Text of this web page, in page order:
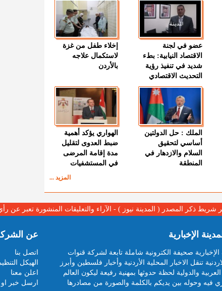
عضو في لجنة
الاقتصاد النيابية: بطء
شديد في تنفيذ رؤية
التحديث الاقتصادي
إخلاء طفل من غزة
لاستكمال علاجه
بالأردن
الملك : حل الدولتين
أساسي لتحقيق
السلام والازدهار في
المنطقة
الهواري يؤكد أهمية
ضبط العدوى لتقليل
مدة إقامة المرضى
في المستشفيات
المزيد ...
شريط ذكر المصدر ( المدينة نيوز ) - الآراء والتعليقات المنشورة تعبر عن
الإخبارية
الإخبارية صحيفة الكترونية شاملة تابعة لشركة قنوات
تنقل الاخبار المحلية الأردنية وأخبار فلسطين وأبرز
العربية والدولية لحظة حدوثها بمهنية رفيعة ليكون العالم
فيه وحوله بين يديكم بالكلمة والصورة من مصادرها
عن
اتصل بنا
الهيكل
اعلن معنا
ارسل خبر